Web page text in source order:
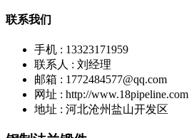
联系我们
手机 : 13323171959
联系人 : 刘经理
邮箱 : 1772484577@qq.com
网址 : http://www.18pipeline.com
地址 : 河北沧州盐山开发区